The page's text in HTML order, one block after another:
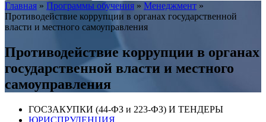
Главная » Программы обучения » Менеджмент »
Противодействие коррупции в органах государственной
власти и местного самоуправления
Противодействие коррупции в органах
государственной власти и местного
самоуправления
ГОСЗАКУПКИ (44-ФЗ и 223-ФЗ) И ТЕНДЕРЫ